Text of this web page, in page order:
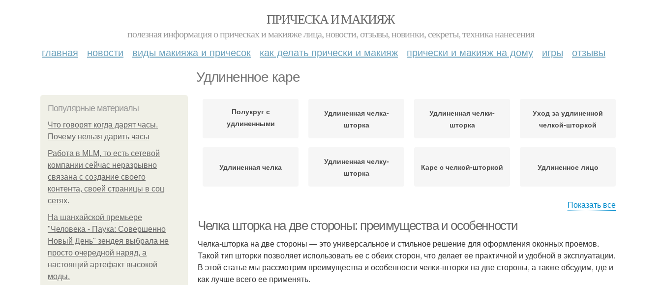
ПРИЧЕСКА И МАКИЯЖ
полезная информация о прическах и макияже лица, новости, отзывы, новинки, секреты, техника нанесения
главная новости виды макияжа и причесок как делать прически и макияж прически и макияж на дому игры отзывы
Удлиненное каре
Популярные материалы
Что говорят когда дарят часы.
Почему нельзя дарить часы
Работа в MLM, то есть сетевой
компании сейчас неразрывно
связана с создание своего
контента, своей страницы в соц
сетях.
На шанхайской премьере
"Человека - Паука: Совершенно
Новый День" зендея выбрала не
просто очередной наряд, а
настоящий артефакт высокой
моды.
Полукруг с
удлиненными
Удлиненная челка-
шторка
Удлиненная челки-
шторка
Уход за удлиненной
челкой-шторкой
Удлиненная челка
Удлиненная челку-
шторка
Каре с челкой-шторкой Удлиненное лицо
Удлиненный боб Каре с челкой Диагональное каре Классическое каре
Показать все
Челка шторка на две стороны: преимущества и особенности
Челка-шторка на две стороны — это универсальное и стильное решение для оформления оконных проемов.
Такой тип шторки позволяет использовать ее с обеих сторон, что делает ее практичной и удобной в эксплуатации.
В этой статье мы рассмотрим преимущества и особенности челки-шторки на две стороны, а также обсудим, где и
как лучше всего ее применять.